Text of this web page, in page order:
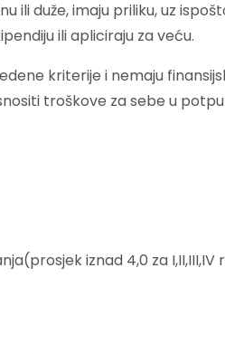
ili duže, imaju priliku, uz
ili apliciraju za veću.
kriterije i nemaju
troškove za sebe u
iznad 4,0 za I,II,III,IV